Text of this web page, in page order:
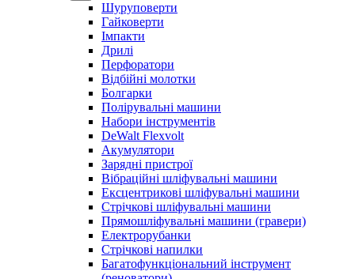
Шуруповерти
Гайковерти
Імпакти
Дрилі
Перфоратори
Відбійні молотки
Болгарки
Полірувальні машини
Набори інструментів
DeWalt Flexvolt
Акумулятори
Зарядні пристрої
Вібраційні шліфувальні машини
Ексцентрикові шліфувальні машини
Стрічкові шліфувальні машини
Прямошліфувальні машини (гравери)
Електрорубанки
Стрічкові напилки
Багатофункціональний інструмент